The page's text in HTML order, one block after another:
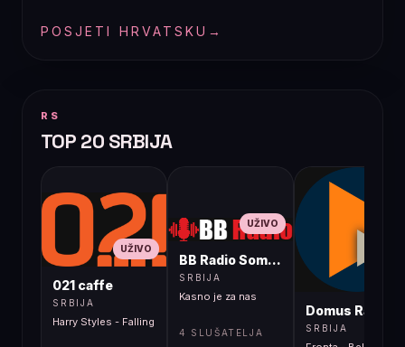
POSJETI HRVATSKU →
RS
TOP 20 SRBIJA
UŽIVO
021 caffe
SRBIJA
Harry Styles - Falling
UŽIVO
BB Radio Sombor
SRBIJA
Kasno je za nas
4 SLUŠATELJA
Domus Radio
SRBIJA